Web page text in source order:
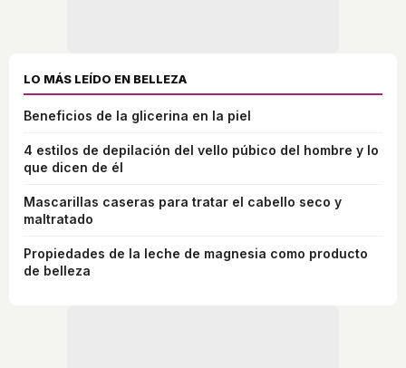
LO MÁS LEÍDO EN BELLEZA
Beneficios de la glicerina en la piel
4 estilos de depilación del vello púbico del hombre y lo
que dicen de él
Mascarillas caseras para tratar el cabello seco y
maltratado
Propiedades de la leche de magnesia como producto
de belleza